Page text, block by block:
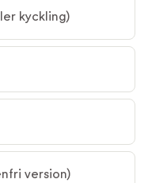
kyckling)
version)